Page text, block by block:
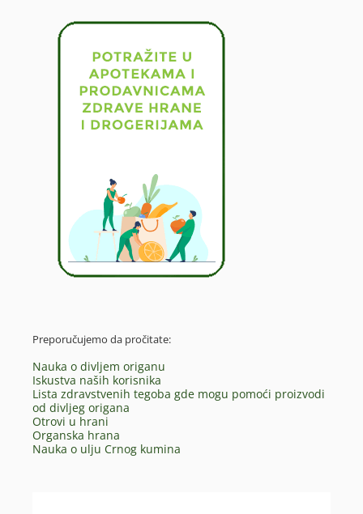
Preporučujemo da pročitate:
Nauka o divljem origanu
Iskustva naših korisnika
Lista zdravstvenih tegoba gde mogu pomoći proizvodi
od divljeg origana
Otrovi u hrani
Organska hrana
Nauka o ulju Crnog kumina